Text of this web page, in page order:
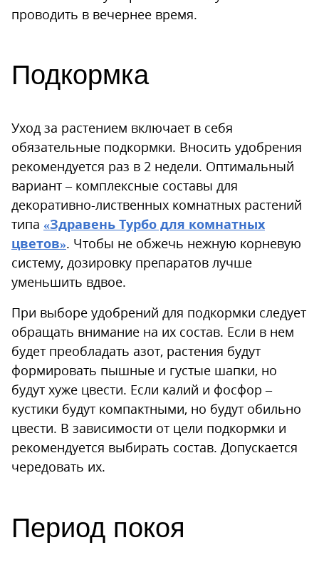
проводить в вечернее время.
Подкормка
Уход за растением включает в себя
обязательные подкормки. Вносить удобрения
рекомендуется раз в 2 недели. Оптимальный
вариант – комплексные составы для
декоративно-лиственных комнатных растений
типа «Здравень Турбо для комнатных
цветов». Чтобы не обжечь нежную корневую
систему, дозировку препаратов лучше
уменьшить вдвое.
При выборе удобрений для подкормки следует
обращать внимание на их состав. Если в нем
будет преобладать азот, растения будут
формировать пышные и густые шапки, но
будут хуже цвести. Если калий и фосфор –
кустики будут компактными, но будут обильно
цвести. В зависимости от цели подкормки и
рекомендуется выбирать состав. Допускается
чередовать их.
Период покоя